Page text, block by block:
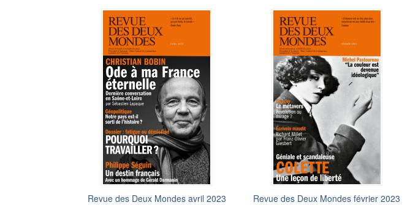
Revue des Deux Mondes avril 2023 Revue des Deux Mondes février 2023